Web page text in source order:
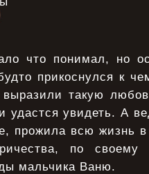
что понимал, но
прикоснулся к
выразили такую
удастся увидеть. А
прожила всю жизнь
по
мальчика Ваню.